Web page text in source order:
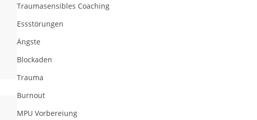
Traumasensibles Coaching
Essstörungen
Ängste
Blockaden
Trauma
Burnout
MPU Vorbereiung